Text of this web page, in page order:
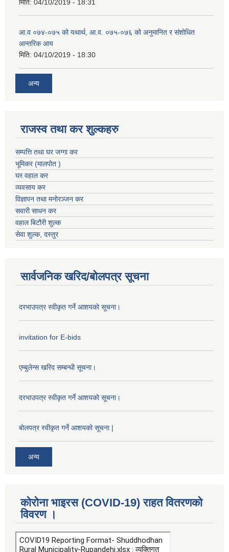
मिति: 04/10/2019 - 18:31
आ.व ०७४-०७५ को यथार्थ, आ.व. ०७५-०७६ को अनुमानित र संशोधित
आन्तरिक आय
मिति: 04/10/2019 - 18:30
अन्य
राजस्व तथा कर शुल्कहरु
सम्पत्ति तथा घर जग्गा कर
भूमिकर (मालपोत )
घर वहाल कर
व्यवसाय कर
विज्ञापन तथा मनोरञ्जन कर
सवारी साधन कर
वहाल बिटौरी शुल्क
सेवा शुल्क, दस्तुर
सार्वजनिक खरिद/बोलपत्र सूचना
दरभाउपत्र स्वीकृत गर्ने आशयको सूचना।
invitation for E-bids
एम्बुलेन्स खरिद सम्बन्धी सूचना।
दरभाउपत्र स्वीकृत गर्ने आशयको सूचना।
बोलपत्र स्वीकृत गर्ने आशयको सूचना |
अन्य
कोरोना भाइरस (COVID-19) राहत वितरणको
विवरण ।